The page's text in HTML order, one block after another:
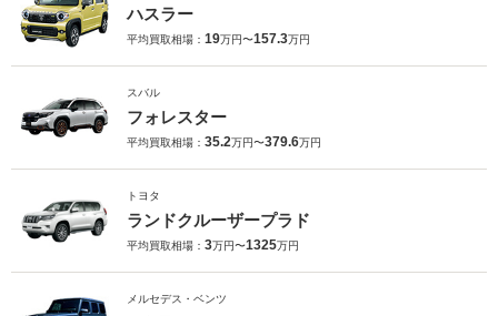
ハスラー
平均買取相場： 19万円〜157.3万円
スバル
フォレスター
平均買取相場： 35.2万円〜379.6万円
トヨタ
ランドクルーザープラド
平均買取相場： 3万円〜1325万円
メルセデス・ベンツ